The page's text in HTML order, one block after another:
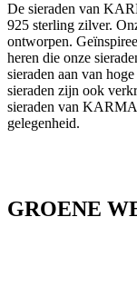
De sieraden van
925 sterling zilver.
ontworpen.
heren die onze
sieraden aan van
sieraden zijn ook
sieraden van
gelegenheid.
GROENE